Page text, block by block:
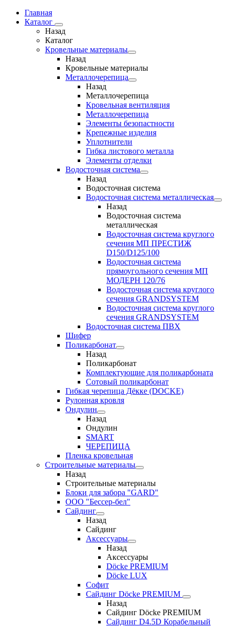
Главная
Каталог
Назад
Каталог
Кровельные материалы
Назад
Кровельные материалы
Металлочерепица
Назад
Металлочерепица
Кровельная вентиляция
Металлочерепица
Элементы безопастности
Крепежные изделия
Уплотнители
Гибка листового металла
Элементы отделки
Водосточная система
Назад
Водосточная система
Водосточная система металлическая
Назад
Водосточная система
металлическая
Водосточная система круглого
сечения МП ПРЕСТИЖ
D150/D125/100
Водосточная система
прямоугольного сечения МП
МОДЕРН 120/76
Водосточная система круглого
сечения GRANDSYSTEM
Водосточная система круглого
сечения GRANDSYSTEM
Водосточная система ПВХ
Шифер
Поликарбонат
Назад
Поликарбонат
Комплектующие для поликарбоната
Сотовый поликарбонат
Гибкая черепица Дёкке (DOCKE)
Рулонная кровля
Ондулин
Назад
Ондулин
SMART
ЧЕРЕПИЦА
Пленка кровельная
Строительные материалы
Назад
Строительные материалы
Блоки для забора "GARD"
ООО "Бессер-бел"
Сайдинг
Назад
Сайдинг
Аксессуары
Назад
Аксессуары
Döcke PREMIUM
Döcke LUX
Софит
Сайдинг Döcke PREMIUM
Назад
Сайдинг Döcke PREMIUM
Сайдинг D4.5D Корабельный